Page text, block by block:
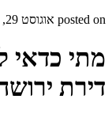
posted on אוגוסט 29, 2017
מתי כדאי
דירת